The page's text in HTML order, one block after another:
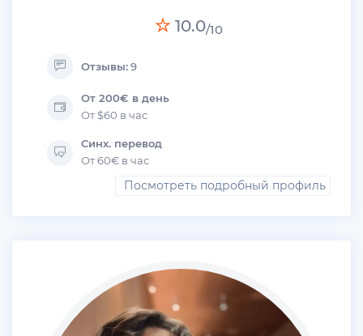
10.0/10
Отзывы:9
От 200€ в день
От $60 в час
Синх. перевод
От 60€ в час
Посмотреть подробный профиль